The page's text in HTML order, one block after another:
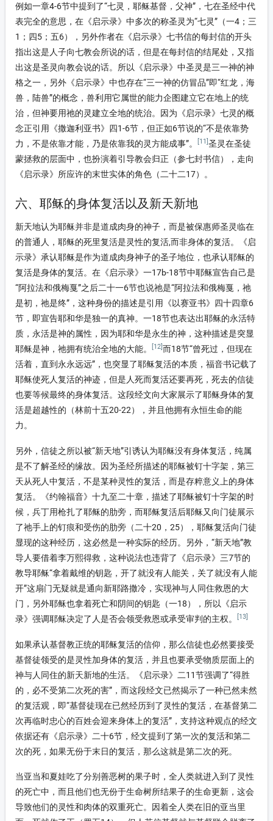
例如一章4-6节中提到了“七灵，耶稣基督，父神”，七在圣经中代
表完全的意思，在《启示录》中多次的称圣灵为“七灵”（一4；三
1；四5；五6），另外作者在《启示录》七书信的每封信的开头
指出这是人子向七教会所说的话，但是在每封信的结尾处，又指
出这是圣灵向教会说的话。所以《启示录》中圣灵是三一神的神
格之一，另外《启示录》中也存在“三一神的仿冒品”即“红龙，海
兽，陆兽”的概念，兽利用它属世的能力企图建立它在地上的统
治，但神要用祂的灵建立全地的统治。因为《启示录》七灵的概
念正引用《撒迦利亚书》四1-6节，但正如6节说的“不是依靠势
力，不是依靠才能，乃是依靠我的灵方能成事”。
[11]圣灵在圣徒
蒙拯救的层面中，也扮演着引导教会归正（参七封书信），走向
《启示录》所应许的末世实体的角色（二十二17）。
六、耶稣的身体复活以及新天新地
新天地认为耶稣并非是道成肉身的神子，而是被保惠师圣灵临在
的普通人，耶稣的死里复活是灵性的复活,而非身体的复活。《启
示录》承认耶稣是作为道成肉身神子的圣子地位，也承认耶稣的
复活是身体的复活。在《启示录》一17b-18节中耶稣宣告自己是
“阿拉法和俄梅戛”之后二十一6节也说祂是“阿拉法和俄梅戛，祂
是初，祂是终”，这种身份的描述是引用《以赛亚书》四十四章6
节，即宣告耶和华是独一的真神。一18节也表达出耶稣的永活特
质，永活是神的属性，因为耶和华是永生的神，这种描述是突显
耶稣是神，祂拥有统治全地的大能。
[12]而18节“曾死过，但现在
活着，直到永永远远”，也突显了耶稣复活的本质，福音书记载了
耶稣使死人复活的神迹，但是人死而复活还要再死，死去的信徒
也要等候最终的身体复活。这段经文向大家展示了耶稣身体的复
活是超越性的（林前十五20-22），并且他拥有永恒生命的能
力。
另外，信徒之所以被“新天地”引诱认为耶稣没有身体复活，纯属
是不了解圣经的缘故。因为圣经所描述的耶稣被钉十字架，第三
天从死人中复活，不是某种灵性的复活，而是存粹意义上的身体
复活。《约翰福音》十九至二十章，描述了耶稣被钉十字架的时
候，兵丁用枪扎了耶稣的肋旁，而耶稣复活后耶稣又向门徒展示
了祂手上的钉痕和受伤的肋旁（二十20，25），耶稣复活向门徒
显现的这种经历，这必然是一种实际的经历。另外，“新天地”教
导人要借着李万熙得救，这种说法也违背了《启示录》三7节的
教导耶稣“拿着戴维的钥匙，开了就没有人能关，关了就没有人能
开”这扇门无疑就是通向新耶路撒冷，实现神与人同住救恩的大
门，另外耶稣也拿着死亡和阴间的钥匙（一18），所以《启示
录》强调耶稣决定了人是否会领受救恩或承受审判的主权。
[13]
如果承认基督教正统的耶稣复活的信仰，那么信徒也必然要接受
基督徒领受的是灵性加身体的复活，并且也要承受物质层面上的
神与人同住的新天新地的生活。《启示录》二11节强调了“得胜
的，必不受第二次死的害”，而这段经文已然揭示了一种已然未然
的复活观，即“基督徒现在已然经历到了灵性的复活，在基督第二
次再临时忠心的百姓会迎来身体上的复活”，支持这种观点的经文
依据还有《启示录》二十6节，经文提到了第一次的复活和第二
次的死，如果无份于末日的复活，那么这就是第二次的死。
当亚当和夏娃吃了分别善恶树的果子时，全人类就进入到了灵性
的死亡中，而且他们也无份于生命树所结果子的生命更新，这会
导致他们的灵性和肉体的双重死亡。因着全人类在旧的亚当里